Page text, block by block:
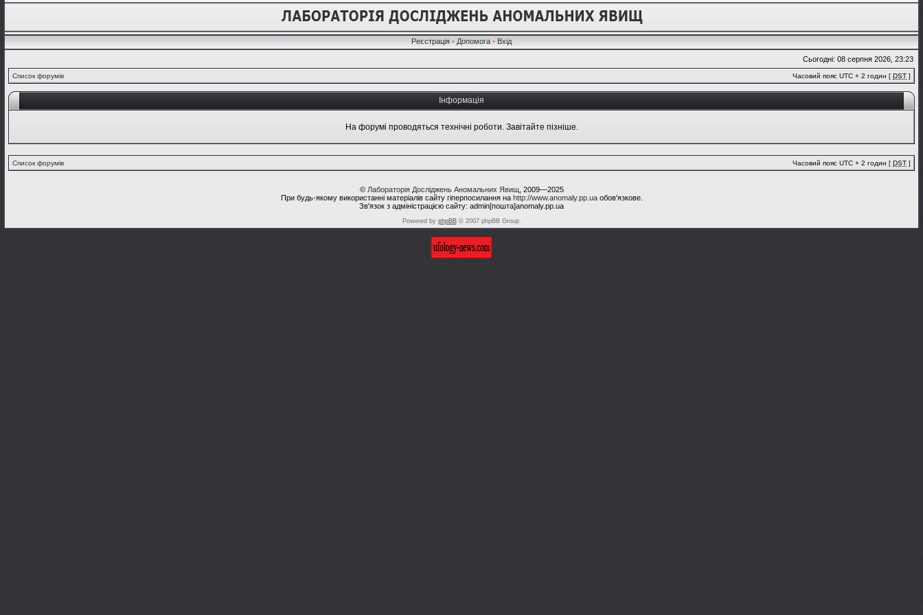
Реєстрація • Допомога • Вхід
Сьогодні: 08 серпня 2026, 23:23
Список форумів Часовий пояс UTC + 2 годин [ DST ]
Інформація
На форумі проводяться технічні роботи. Завітайте пізніше.
Список форумів Часовий пояс UTC + 2 годин [ DST ]
© Лабораторія Досліджень Аномальних Явищ , 2009—2025
При будь-якому використанні матеріалів сайту гіперпосилання на http://www.anomaly.pp.uaобов'язкове.
Зв'язок з адміністрацією сайту: admin[пошта]anomaly.pp.ua
Powered by phpBB© 2007 phpBB Group.